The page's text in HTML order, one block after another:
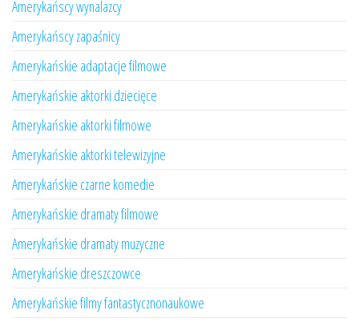
Amerykańscy wynalazcy
Amerykańscy zapaśnicy
Amerykańskie adaptacje filmowe
Amerykańskie aktorki dziecięce
Amerykańskie aktorki filmowe
Amerykańskie aktorki telewizyjne
Amerykańskie czarne komedie
Amerykańskie dramaty filmowe
Amerykańskie dramaty muzyczne
Amerykańskie dreszczowce
Amerykańskie filmy fantastycznonaukowe